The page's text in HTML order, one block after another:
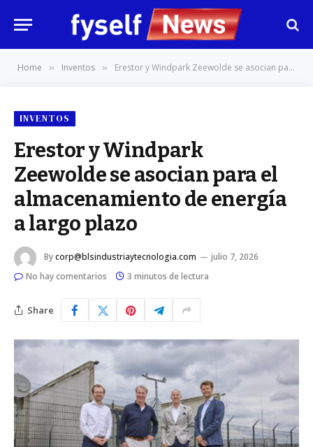
Home » Inventos » Erestor y Windpark Zeewolde se asocian para el almacenamiento de energía a largo plazo
INVENTOS
Erestor y Windpark
Zeewolde se asocian para el
almacenamiento de energía
a largo plazo
Bycorp@blsindustriaytecnologia.com
julio 7, 2026
No hay comentarios
3 minutos de lectura
Share